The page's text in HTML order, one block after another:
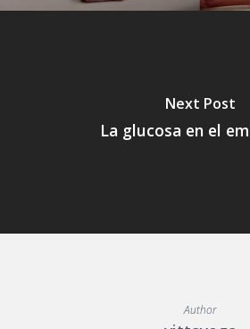
Next Post
La glucosa en el
Author